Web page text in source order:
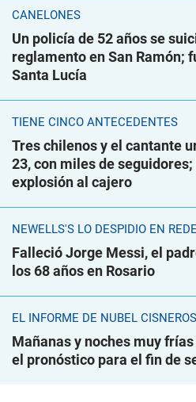
CANELONES
Un policía de 52 años se
reglamento en San Ramón;
Santa Lucía
TIENE CINCO ANTECEDENTES
Tres chilenos y el cantante
23, con miles de
explosión al cajero
NEWELLS'S LO DESPIDIÓ EN
Falleció Jorge Messi, el
los 68 años en Rosario
EL INFORME DE NUBEL CISNEROS
Mañanas y noches muy
el pronóstico para el fin de